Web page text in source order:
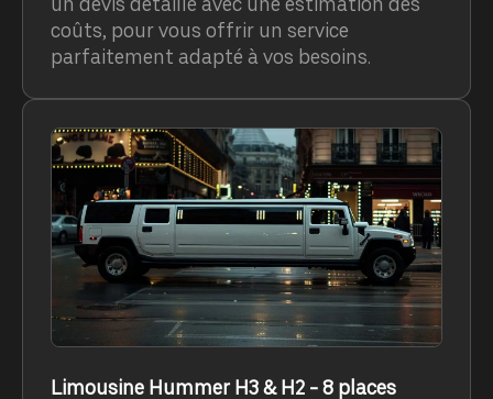
coûts, pour vous offrir un service
parfaitement adapté à vos besoins.
Limousine Hummer H3 & H2 - 8 places